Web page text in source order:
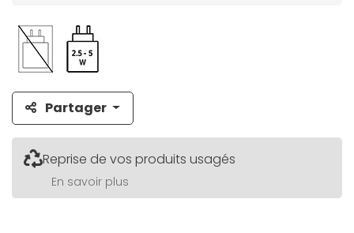
Partager
Reprise de vos produits usagés
En savoir plus